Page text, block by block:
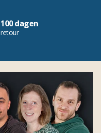
100 dagen
retour